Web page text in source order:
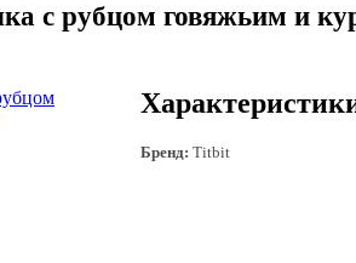
с рубцом говяжьим и
Бренд: Titbit